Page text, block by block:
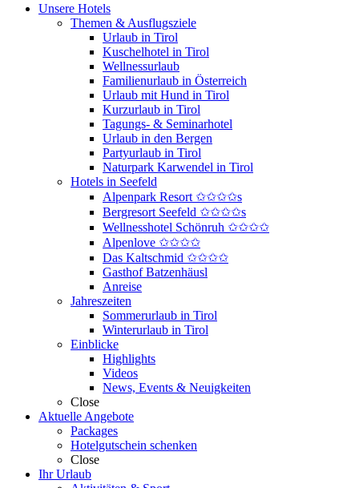
Unsere Hotels
Themen & Ausflugsziele
Urlaub in Tirol
Kuschelhotel in Tirol
Wellnessurlaub
Familienurlaub in Österreich
Urlaub mit Hund in Tirol
Kurzurlaub in Tirol
Tagungs- & Seminarhotel
Urlaub in den Bergen
Partyurlaub in Tirol
Naturpark Karwendel in Tirol
Hotels in Seefeld
Alpenpark Resort ✩✩✩✩s
Bergresort Seefeld ✩✩✩✩s
Wellnesshotel Schönruh ✩✩✩✩
Alpenlove ✩✩✩✩
Das Kaltschmid ✩✩✩✩
Gasthof Batzenhäusl
Anreise
Jahreszeiten
Sommerurlaub in Tirol
Winterurlaub in Tirol
Einblicke
Highlights
Videos
News, Events & Neuigkeiten
Close
Aktuelle Angebote
Packages
Hotelgutschein schenken
Close
Ihr Urlaub